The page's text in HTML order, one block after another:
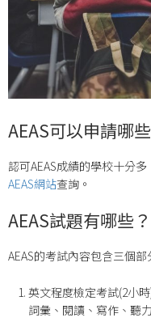
AEAS可以申請哪
認可AEAS成績的學校十分
AEAS網站查詢。
AEAS試題有哪些？
AEAS的考試內容包含三個部
英文程度檢定考試(2小
詞彙、閱讀、寫作、聽